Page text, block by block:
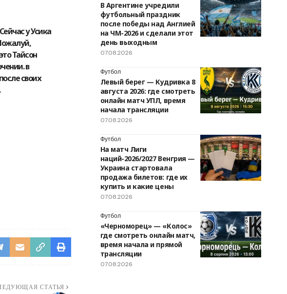
у Усика
Тайсон
в
своих
СТАТЬЯ
В Аргентине учредили
футбольный праздник
после победы над Англией
на ЧМ-2026 и сделали этот
день выходным
07.08.2026
Футбол
Левый берег — Кудривка 8
августа 2026: где смотреть
онлайн матч УПЛ, время
начала трансляции
07.08.2026
Футбол
На матч Лиги
наций-2026/2027 Венгрия —
Украина стартовала
продажа билетов: где их
купить и какие цены
07.08.2026
Футбол
«Черноморец» — «Колос»
где смотреть онлайн матч,
время начала и прямой
трансляции
07.08.2026